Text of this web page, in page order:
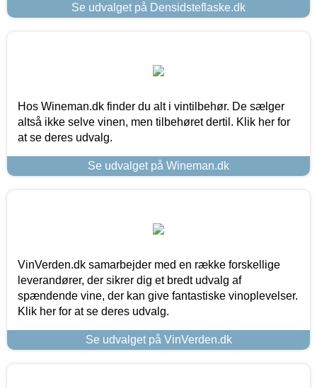
Se udvalget på Densidsteflaske.dk
Hos Wineman.dk finder du alt i vintilbehør. De sælger
altså ikke selve vinen, men tilbehøret dertil. Klik her for
at se deres udvalg.
Se udvalget på Wineman.dk
VinVerden.dk samarbejder med en række forskellige
leverandører, der sikrer dig et bredt udvalg af
spændende vine, der kan give fantastiske vinoplevelser.
Klik her for at se deres udvalg.
Se udvalget på VinVerden.dk